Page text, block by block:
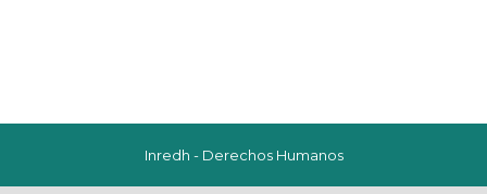
Inredh - Derechos Humanos